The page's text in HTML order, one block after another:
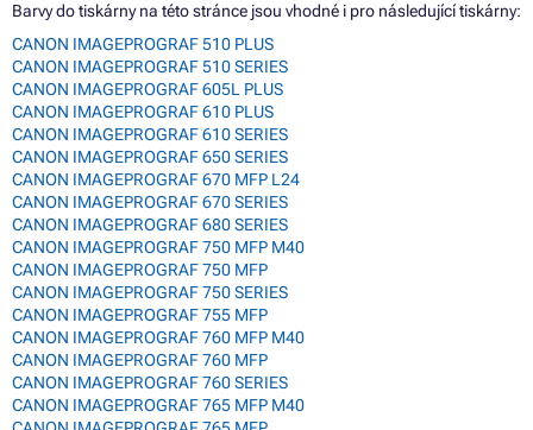
Barvy do tiskárny na této stránce jsou vhodné i pro následující tiskárny:
CANON IMAGEPROGRAF 510 PLUS
CANON IMAGEPROGRAF 510 SERIES
CANON IMAGEPROGRAF 605L PLUS
CANON IMAGEPROGRAF 610 PLUS
CANON IMAGEPROGRAF 610 SERIES
CANON IMAGEPROGRAF 650 SERIES
CANON IMAGEPROGRAF 670 MFP L24
CANON IMAGEPROGRAF 670 SERIES
CANON IMAGEPROGRAF 680 SERIES
CANON IMAGEPROGRAF 750 MFP M40
CANON IMAGEPROGRAF 750 MFP
CANON IMAGEPROGRAF 750 SERIES
CANON IMAGEPROGRAF 755 MFP
CANON IMAGEPROGRAF 760 MFP M40
CANON IMAGEPROGRAF 760 MFP
CANON IMAGEPROGRAF 760 SERIES
CANON IMAGEPROGRAF 765 MFP M40